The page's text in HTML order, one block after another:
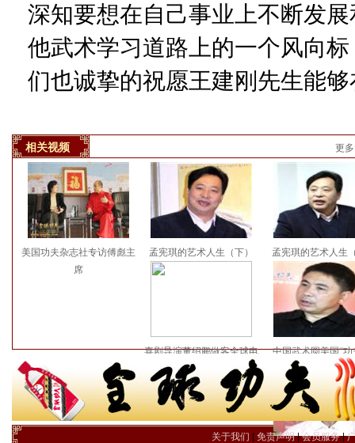
深知要想在自己事业上不断发
他武术学习道路上的一个风向
们也诚挚的祝愿王建刚先生能
相关视频 更
美国功夫杂志社专访傅彪主
席
孟宪琪的艺术人生（下） 孟宪琪的艺术人生
喜剧导演董绍鹏做客全球电
视台
中国武术圆美国“功
关于我们 免责声明|会员服务|